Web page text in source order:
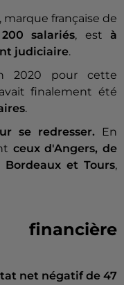
marque française de
salariés, est à
judiciaire.
2020 pour cette
finalement été
.
se redresser. En
ceux d'Angers, de
Bordeaux et Tours,
net négatif de 47